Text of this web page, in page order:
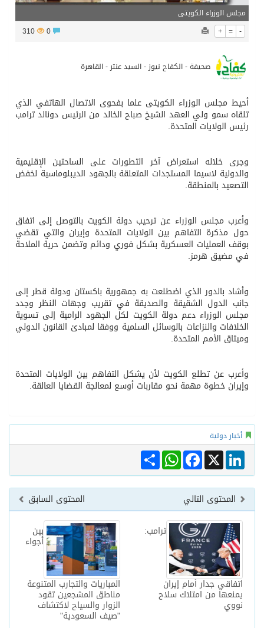
مجلس الوزراء الكويتى
+ = -
310
صحيفة - الكفاح نيوز - السيد عنتر - القاهرة
أحيط مجلس الوزراء الكويتى علما بفحوى الاتصال الهاتفي الذي
تلقاه سمو ولي العهد الشيخ صباح الخالد من الرئيس دونالد ترامب
رئيس الولايات المتحدة.
وجرى خلاله استعراض آخر التطورات على الساحتين الإقليمية
والدولية لاسيما المستجدات المتعلقة بالجهود الديبلوماسية لخفض
التصعيد بالمنطقة.
وأعرب مجلس الوزراء عن ترحيب دولة الكويت بالتوصل إلى اتفاق
حول مذكرة التفاهم بين الولايات المتحدة وإيران والتي تقضي
بوقف العمليات العسكرية بشكل فوري ودائم وتضمن حرية الملاحة
في مضيق هرمز.
وأشاد بالدور الذي اضطلعت به جمهورية باكستان ودولة قطر إلى
جانب الدول الشقيقة والصديقة في تقريب وجهات النظر وجدد
مجلس الوزراء دعم دولة الكويت لكل الجهود الرامية إلى تسوية
الخلافات والنزاعات بالوسائل السلمية ووفقا لمبادئ القانون الدولي
وميثاق الأمم المتحدة.
وأعرب عن تطلع الكويت لأن يشكل التفاهم بين الولايات المتحدة
وإيران خطوة مهمة نحو مقاربات أوسع لمعالجة القضايا العالقة.
أخبار دولية
Share
WhatsAppFacebook X
LinkedIn
المحتوى السابق
المحتوى التالي
بين
أجواء
المباريات والتجارب المتنوعة
مناطق المشجعين تقود
الزوار والسياح لاكتشاف
"صيف السعودية"
ترامب:
اتفاقي جدار أمام إيران
يمنعها من امتلاك سلاح
نووي